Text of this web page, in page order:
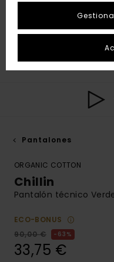
Pantalones
ORGANIC COTTON
Chillin
Pantalón técnico
ECO-BONUS
90,00 €
63%
33,75 €